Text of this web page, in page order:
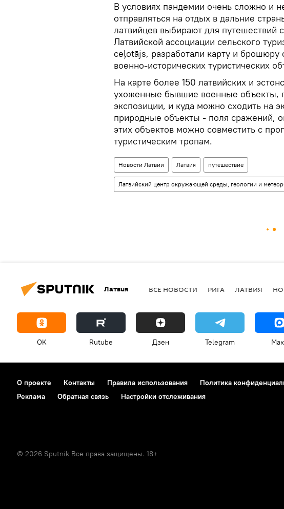
В условиях пандемии очень сложно и
отправляться на отдых в дальние
латвийцев выбирают для путешествий
Латвийской ассоциации сельского
ceļotājs, разработали карту и брошюру
военно-исторических туристических
На карте более 150 латвийских и
ухоженные бывшие военные объекты,
экспозиции, и куда можно сходить на
природные объекты - поля сражений,
этих объектов можно совместить с
туристическим тропам.
Новости Латвии Латвия путешествие
Латвийский центр окружающей среды, геологии и
Латвия ВСЕ НОВОСТИ РИГА ЛАТВИЯ
OK Rutube Дзен Telegram
О проекте Контакты Правила использования Политика
Реклама
Обратная связь Настройки отслеживания
© 2026 Sputnik Все права защищены. 18+